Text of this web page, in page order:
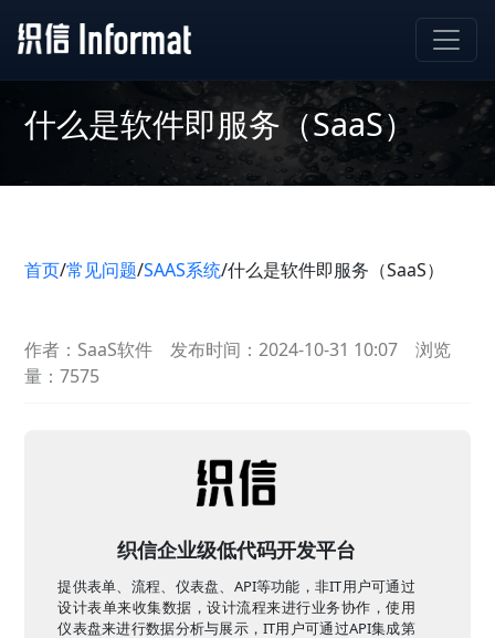
什么是软件即服务（SaaS）
首页/常见问题/SAAS系统/什么是软件即服务（SaaS）
作者：SaaS软件 发布时间：2024-10-31 10:07
浏览
量：7575
织信企业级低代码开发平台
提供表单、流程、仪表盘、API等功能，非IT用户可通过
设计表单来收集数据，设计流程来进行业务协作，使用
仪表盘来进行数据分析与展示，IT用户可通过API集成第